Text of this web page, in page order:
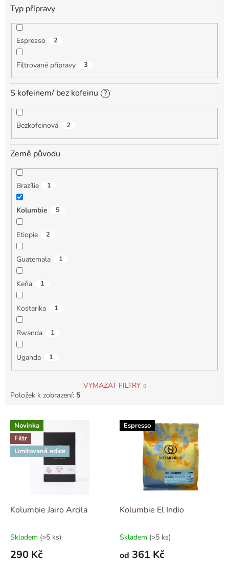
Typ přípravy
Espresso 2
Filtrované přípravy 3
S kofeinem/ bez kofeinu ?
Bezkofeinová 2
Země původu
Brazílie 1
Kolumbie 5
Etiopie 2
Guatemala 1
Keňa 1
Kostarika 1
Rwanda 1
Uganda 1
VYMAZAT FILTRY
Položek k zobrazení: 5
V
p
Novinka
Filtr
Limitovaná edice
Kolumbie Jairo Arcila
Skladem (>5 ks)
290 Kč
Espresso
Kolumbie El Indio
Skladem (>5 ks)
od 361 Kč